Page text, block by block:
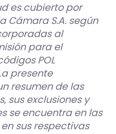
es cubierto por
Cámara S.A. según
al
para el
POL
presente
resumen de las
sus exclusiones y
se encuentra en las
sus respectivas